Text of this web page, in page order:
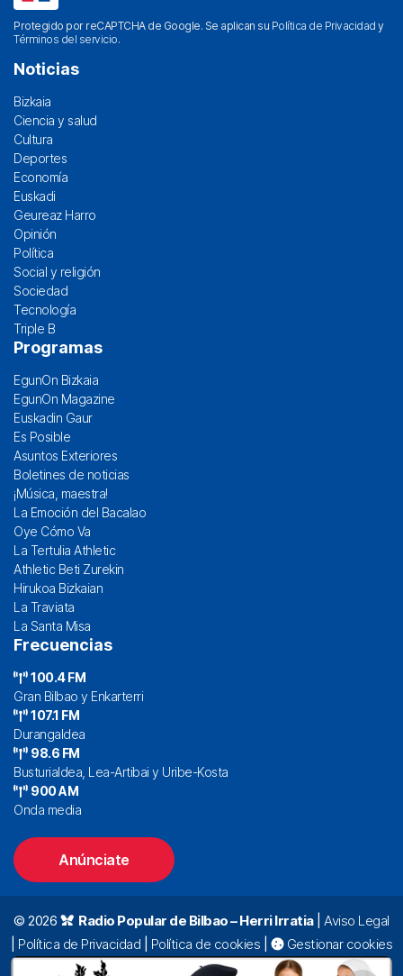
Protegido por reCAPTCHA de Google. Se aplican su Política de Privacidad y
Términos del servicio.
Noticias
Bizkaia
Ciencia y salud
Cultura
Deportes
Economía
Euskadi
Geureaz Harro
Opinión
Política
Social y religión
Sociedad
Tecnología
Triple B
Programas
EgunOn Bizkaia
EgunOn Magazine
Euskadin Gaur
Es Posible
Asuntos Exteriores
Boletines de noticias
¡Música, maestra!
La Emoción del Bacalao
Oye Cómo Va
La Tertulia Athletic
Athletic Beti Zurekin
Hirukoa Bizkaian
La Traviata
La Santa Misa
Frecuencias
100.4 FM
Gran Bilbao y Enkarterri
107.1 FM
Durangaldea
98.6 FM
Busturialdea, Lea-Artibai y Uribe-Kosta
900 AM
Onda media
Anúnciate
© 2026 Radio Popular de Bilbao – Herri Irratia| Aviso Legal
Política de Privacidad Política de cookies
Gestionar cookies
Alda. Mazarredo, 47 – 7º 48009 Bilbao |
94 423 92 00|